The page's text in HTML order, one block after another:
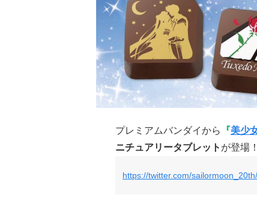
プレミアムバンダイから 『美少
ニチュアリータブレット が登場！
https://twitter.com/